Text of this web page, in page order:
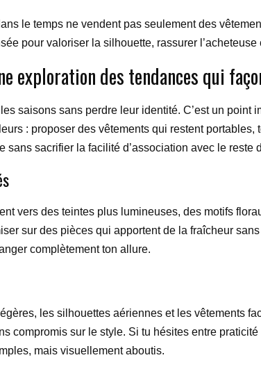
le temps ne vendent pas seulement des
pour valoriser la silhouette, rassurer
exploration des tendances qui
saisons sans perdre leur identité. C’est un point
: proposer des vêtements qui restent
sans sacrifier la facilité d’association avec le reste
vers des teintes plus lumineuses, des motifs
sur des pièces qui apportent de la fraîcheur
complètement ton allure.
les silhouettes aériennes et les vêtements
compromis sur le style. Si tu hésites entre
mais visuellement aboutis.